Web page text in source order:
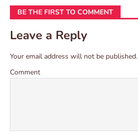
BE THE FIRST TO COMMENT
Leave a Reply
Your email address will not be published.
Comment